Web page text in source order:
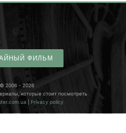
ФИЛЬМ
© 2006 - 2026
которые стоит посмотреть
Privacy policy